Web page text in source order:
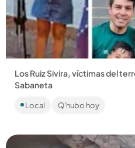
Los Ruiz Sivira, víctimas del
Sabaneta
Una familia venezolana,
hace 8 años, permanece
Local Q'hubo hoy